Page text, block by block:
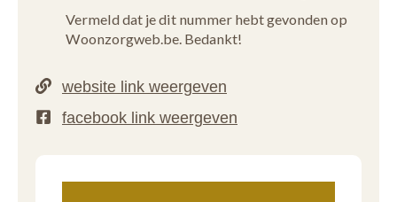
Vermeld dat je dit nummer hebt gevonden op
Woonzorgweb.be. Bedankt!